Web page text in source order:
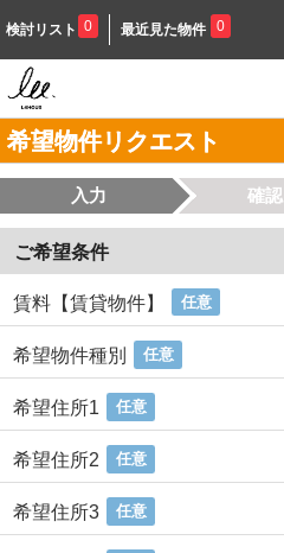
検討リスト 0 最近見た物件 0
希望物件リクエスト
入力 確認
ご希望条件
賃料【賃貸物件】 任意
希望物件種別 任意
希望住所1 任意
希望住所2 任意
希望住所3 任意